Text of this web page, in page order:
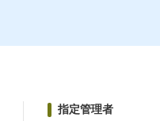
指定管理者